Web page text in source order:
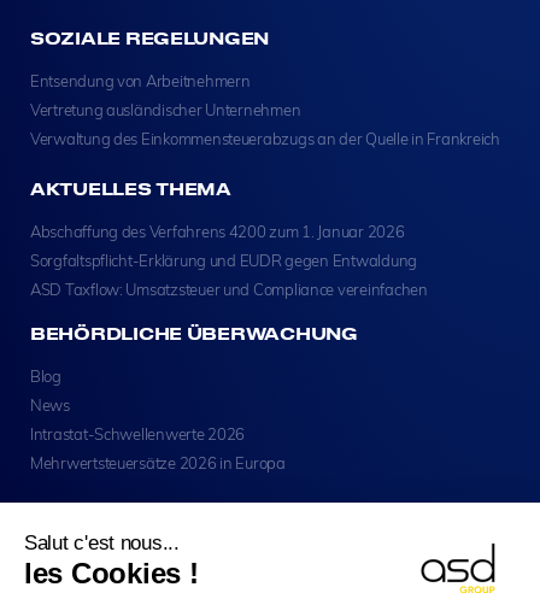
Salut c'est nous...
les Cookies !
SOZIALE REGELUNGEN
Entsendung von Arbeitnehmern
Vertretung ausländischer Unternehmen
Verwaltung des Einkommensteuerabzugs an der Quelle in Frankreich
AKTUELLES THEMA
Abschaffung des Verfahrens 4200 zum 1. Januar 2026
Sorgfaltspflicht-Erklärung und EUDR gegen Entwaldung
ASD Taxflow: Umsatzsteuer und Compliance vereinfachen
BEHÖRDLICHE ÜBERWACHUNG
Blog
News
Intrastat-Schwellenwerte 2026
Mehrwertsteuersätze 2026 in Europa